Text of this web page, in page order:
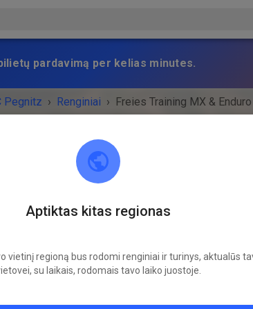
pardavimą per kelias minutes.
Pegnitz › Renginiai › Freies Training MX & Enduro
14:00-18:00
Aptiktas kitas regionas
vietinį regioną bus rodomi renginiai ir turinys, aktualūs
su laikais, rodomais tavo laiko juostoje.